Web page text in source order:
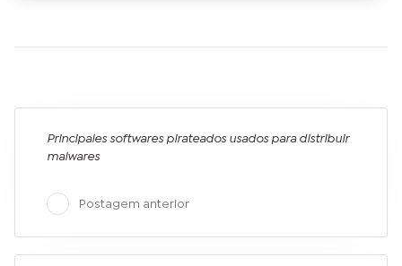
Principales softwares pirateados usados para distribuir
malwares
Postagem anterior